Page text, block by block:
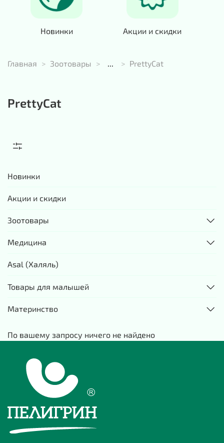
Новинки Акции и скидки
Главная Зоотовары PrettyCat
PrettyCat
По вашему запросу ничего не найдено
Новинки
Акции и скидки
Зоотовары
Медицина
Asal (Халяль)
Товары для малышей
Материнство